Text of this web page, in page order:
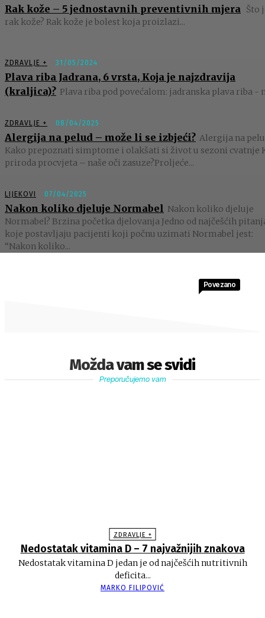
Rak kože – 5 jednostavnih preventivnih mjera Što
rak kože? Rak kože je bolest koja proizlazi...
ZDRAVLJE + 31/05/2024
Plava riba Jadrana, 6 vrsta, Koja je najzdravija
(kraljica)? Plava riba pod povećalom: jadranska plava riba -
ZDRAVLJE + 08/04/2025
Alergija na pelud – može li se izbjeći? Alergija na
Kako prepoznati simptome i olakšati si život u sezoni cvatnje
priroda procvjeta – naše oči zasuze?Proljeće...
LIJEKOVI 07/04/2025
Nakon koliko djeluje Normabel Nakon koliko djeluje
Normabel? Brzina početka djelovanja Jedno od najčešćih
koje postavljaju pacijenti koji počnu uzimati Normabel jest:
“Nakon koliko...
Možda vam se svidi
Povezano
Preporučujemo vam
ZDRAVLJE +
Nedostatak vitamina D – 7 najvažnijih znakova
Nedostatak vitamina D jedan je od najčešćih nutritivnih
deficita...
MARKO FILIPOVIĆ